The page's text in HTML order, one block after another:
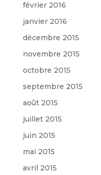
février 2016
janvier 2016
décembre 2015
novembre 2015
octobre 2015
septembre 2015
août 2015
juillet 2015
juin 2015
mai 2015
avril 2015